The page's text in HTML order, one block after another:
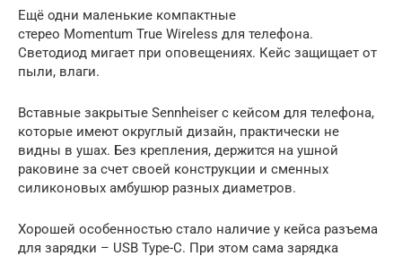
Ещё одни маленькие компактные
стерео Momentum True Wireless для телефона.
Светодиод мигает при оповещениях. Кейс защищает от
пыли, влаги.
Вставные закрытые Sennheiser с кейсом для телефона,
которые имеют округлый дизайн, практически не
видны в ушах. Без крепления, держится на ушной
раковине за счет своей конструкции и сменных
силиконовых амбушюр разных диаметров.
Хорошей особенностью стало наличие у кейса разъема
для зарядки – USB Type-C. При этом сама зарядка